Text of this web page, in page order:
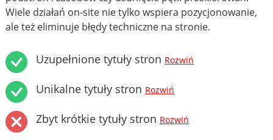
Wiele działań on-site nie tylko wspiera pozycjonowanie,
ale też eliminuje błędy techniczne na stronie.
Uzupełnione tytuły stron Rozwiń
Unikalne tytuły stron Rozwiń
Zbyt krótkie tytuły stron Rozwiń